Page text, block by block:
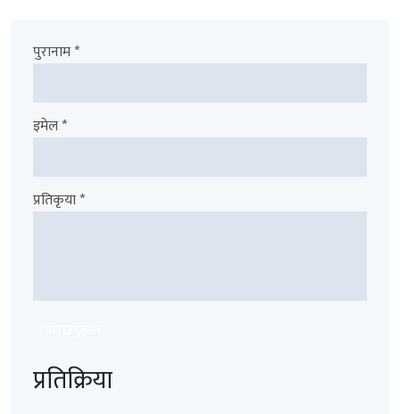
पुरानाम *
इमेल *
प्रतिकृया *
प्रतिक्रिया